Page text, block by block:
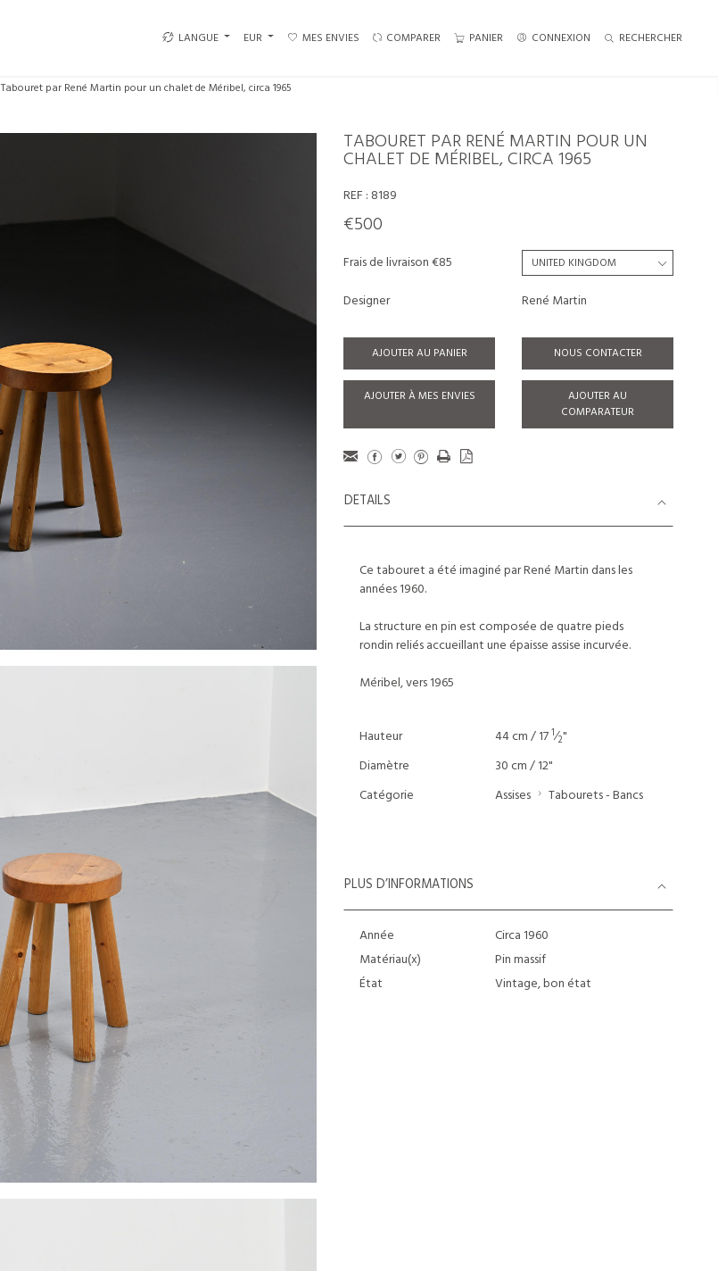
LANGUE EUR MES ENVIES COMPARER PANIER CONNEXION RECHERCHER
Tabouret par René Martin pour un chalet de Méribel, circa 1965
TABOURET PAR RENÉ MARTIN POUR UN
CHALET DE MÉRIBEL, CIRCA 1965
REF : 8189
€500
Frais de livraison €85
Designer
René Martin
AJOUTER AU PANIER NOUS CONTACTER
AJOUTER À MES ENVIES
AJOUTER AU
COMPARATEUR
DETAILS
Ce tabouret a été imaginé par René Martin dans les
années 1960.
La structure en pin est composée de quatre pieds
rondin reliés accueillant une épaisse assise incurvée.
Méribel, vers 1965
Hauteur 44 cm / 171⁄2"
Diamètre
30 cm / 12"
Catégorie
Assises Tabourets - Bancs
PLUS D’INFORMATIONS
Année
Circa 1960
Matériau(x)
Pin massif
État
Vintage, bon état